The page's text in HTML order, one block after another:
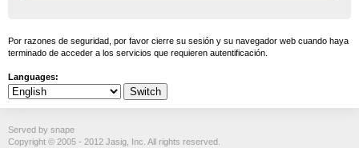
Por razones de seguridad, por favor cierre su sesión y su navegador web cuando haya
terminado de acceder a los servicios que requieren autentificación.
Languages:
Served by snape
Copyright © 2005 - 2012 Jasig, Inc. All rights reserved.